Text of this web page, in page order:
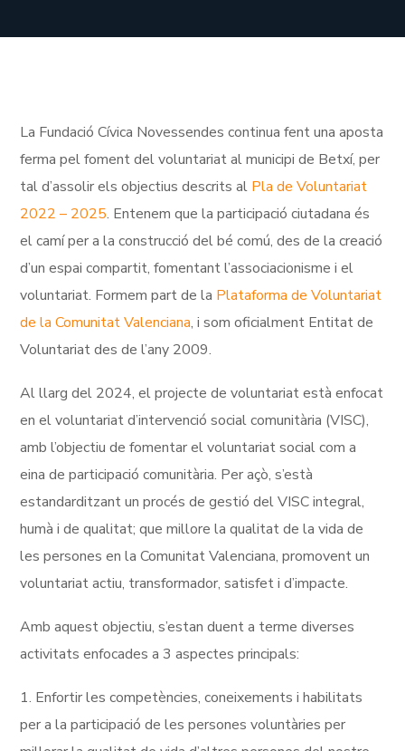
La Fundació Cívica Novessendes continua fent una aposta
ferma pel foment del voluntariat al municipi de Betxí, per
tal d’assolir els objectius descrits al Pla de Voluntariat
2022 – 2025. Entenem que la participació ciutadana és
el camí per a la construcció del bé comú, des de la creació
d’un espai compartit, fomentant l’associacionisme i el
voluntariat. Formem part de la Plataforma de Voluntariat
de la Comunitat Valenciana, i som oficialment Entitat de
Voluntariat des de l’any 2009.
Al llarg del 2024, el projecte de voluntariat està enfocat
en el voluntariat d’intervenció social comunitària (VISC),
amb l’objectiu de fomentar el voluntariat social com a
eina de participació comunitària. Per açò, s’està
estandarditzant un procés de gestió del VISC integral,
humà i de qualitat; que millore la qualitat de la vida de
les persones en la Comunitat Valenciana, promovent un
voluntariat actiu, transformador, satisfet i d’impacte.
Amb aquest objectiu, s’estan duent a terme diverses
activitats enfocades a 3 aspectes principals:
1. Enfortir les competències, coneixements i habilitats
per a la participació de les persones voluntàries per